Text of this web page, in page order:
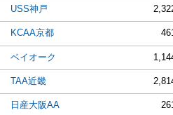
USS神戸
KCAA京都
ベイオーク
TAA近畿
日産大阪AA